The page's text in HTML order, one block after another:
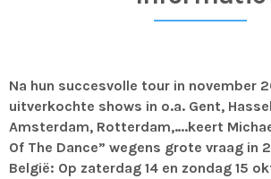
Na hun succesvolle tour in november
uitverkochte shows in o.a. Gent,
Amsterdam, Rotterdam,….keert
Of The Dance” wegens grote vraag in
België: Op zaterdag 14 en zondag 15